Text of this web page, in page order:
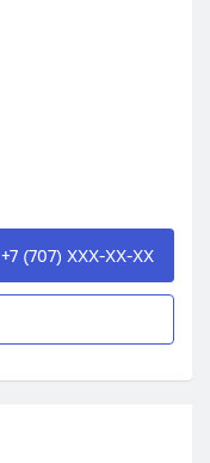
+7 (707) XXX-XX-XX